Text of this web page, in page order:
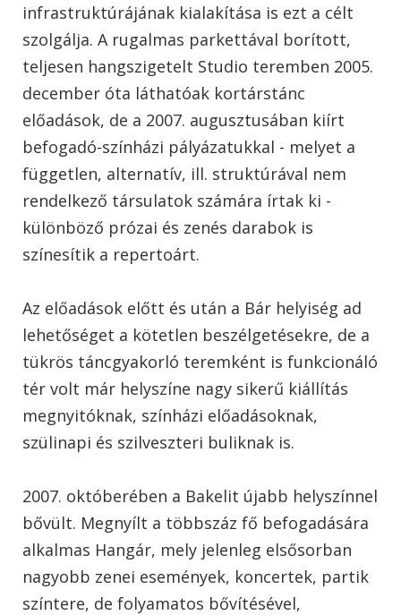
infrastruktúrájának kialakítása is ezt a célt
szolgálja. A rugalmas parkettával borított,
teljesen hangszigetelt Studio teremben 2005.
december óta láthatóak kortárstánc
előadások, de a 2007. augusztusában kiírt
befogadó-színházi pályázatukkal - melyet a
független, alternatív, ill. struktúrával nem
rendelkező társulatok számára írtak ki -
különböző prózai és zenés darabok is
színesítik a repertoárt.
Az előadások előtt és után a Bár helyiség ad
lehetőséget a kötetlen beszélgetésekre, de a
tükrös táncgyakorló teremként is funkcionáló
tér volt már helyszíne nagy sikerű kiállítás
megnyitóknak, színházi előadásoknak,
szülinapi és szilveszteri buliknak is.
2007. októberében a Bakelit újabb helyszínnel
bővült. Megnyílt a többszáz fő befogadására
alkalmas Hangár, mely jelenleg elsősorban
nagyobb zenei események, koncertek, partik
színtere, de folyamatos bővítésével,